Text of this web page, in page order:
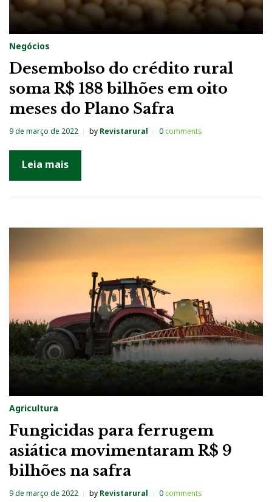
Negócios
Desembolso do crédito rural
soma R$ 188 bilhões em oito
meses do Plano Safra
9 de março de 2022 by Revistarural 0comments
Leia mais
Agricultura
Fungicidas para ferrugem
asiática movimentaram R$ 9
bilhões na safra
9 de março de 2022 by Revistarural 0comments